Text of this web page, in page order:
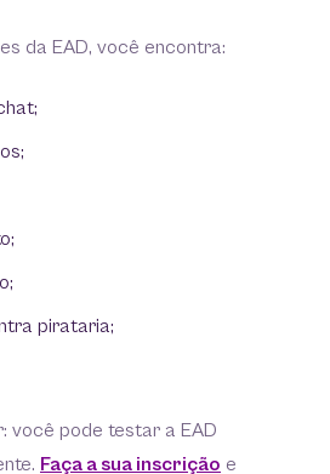
da EAD, você encontra:
pirataria;
você pode testar a EAD
Faça a sua inscrição e